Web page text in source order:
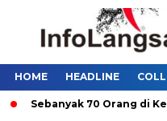
HOME HEADLINE
Sebanyak 70 Orang di